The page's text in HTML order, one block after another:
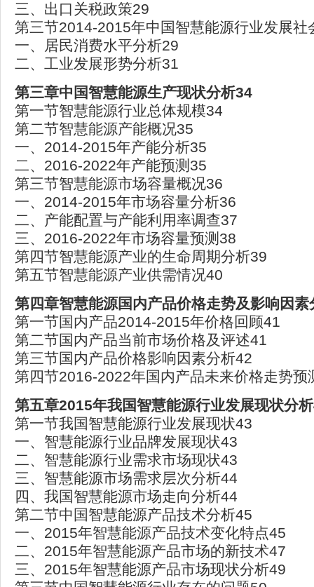
三、出口关税政策29
第三节2014-2015年中国智慧能源行业发展社
一、居民消费水平分析29
二、工业发展形势分析31
第三章中国智慧能源生产现状分析34
第一节智慧能源行业总体规模34
第二节智慧能源产能概况35
一、2014-2015年产能分析35
二、2016-2022年产能预测35
第三节智慧能源市场容量概况36
一、2014-2015年市场容量分析36
二、产能配置与产能利用率调查37
三、2016-2022年市场容量预测38
第四节智慧能源产业的生命周期分析39
第五节智慧能源产业供需情况40
第四章智慧能源国内产品价格走势及影响因素
第一节国内产品2014-2015年价格回顾41
第二节国内产品当前市场价格及评述41
第三节国内产品价格影响因素分析42
第四节2016-2022年国内产品未来价格走势预
第五章2015年我国智慧能源行业发展现状分
第一节我国智慧能源行业发展现状43
一、智慧能源行业品牌发展现状43
二、智慧能源行业需求市场现状43
三、智慧能源市场需求层次分析44
四、我国智慧能源市场走向分析44
第二节中国智慧能源产品技术分析45
一、2015年智慧能源产品技术变化特点45
二、2015年智慧能源产品市场的新技术47
三、2015年智慧能源产品市场现状分析49